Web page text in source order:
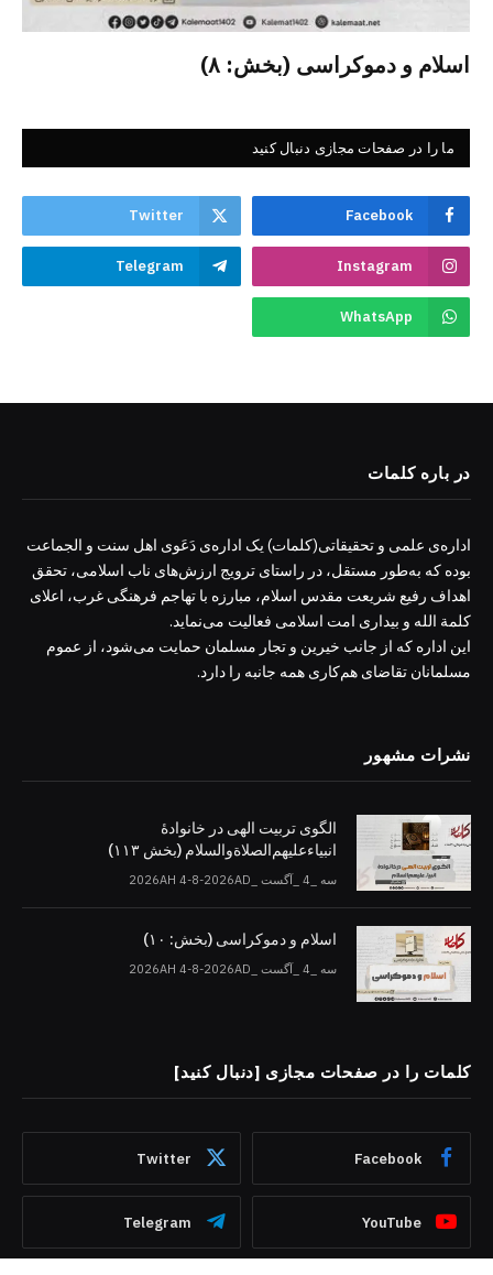
اسلام و دموکراسی (بخش: ۸)
ما را در صفحات مجازی دنبال کنید
Facebook
Twitter
Instagram
Telegram
WhatsApp
در باره کلمات
اداره‌ی علمی و تحقیقاتی(کلمات) یک اداره‌ی دَعَوی اهل سنت و الجماعت
بوده که به‌طور مستقل، در راستای ترویج ارزش‌های ناب اسلامی، تحقق
اهداف رفیع شریعت مقدس اسلام، مبارزه با تهاجم فرهنگی غرب، اعلای
کلمة الله و بیداری امت اسلامی فعالیت می‌نماید.
این اداره که از جانب خیرین و تجار مسلمان حمایت می‌شود، از عموم
مسلمانان تقاضای هم‌کاری همه جانبه را دارد.
نشرات مشهور
الگوی تربیت الهی در خانوادۀ
انبیاءعلیهم‌الصلاةو‌السلام (بخش ۱۱۳)
سه _4 _آگست _2026AH 4-8-2026AD
اسلام و دموکراسی (بخش: ۱۰)
سه _4 _آگست _2026AH 4-8-2026AD
کلمات را در صفحات مجازی [دنبال کنید]
Facebook
Twitter
YouTube
Telegram